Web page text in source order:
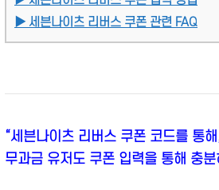
▶ 세븐나이츠 리버스 쿠폰 관련 FAQ
“세븐나이츠 리버스 쿠폰 코드를 통
무과금 유저도 쿠폰 입력을 통해 충